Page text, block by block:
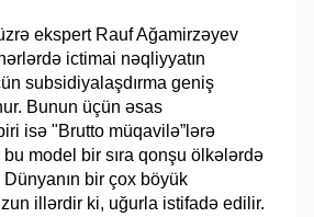
ekspert Rauf Ağamirzəyev
ictimai nəqliyyatın
subsidiyalaşdırma geniş
Bunun üçün əsas
isə "Brutto müqavilə”lərə
bu model bir sıra qonşu ölkələrdə
Dünyanın bir çox böyük
illərdir ki, uğurla istifadə edilir.